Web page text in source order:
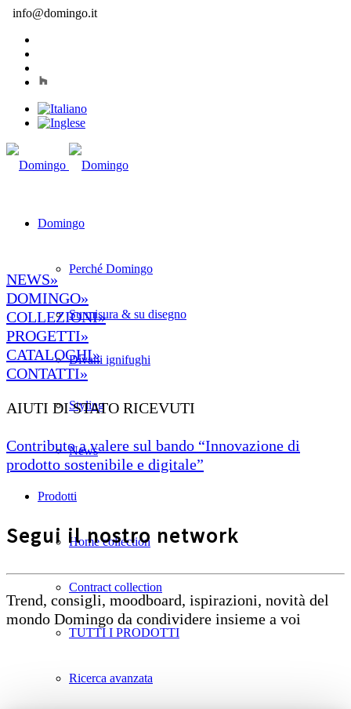
info@domingo.it
Domingo
Perché Domingo
Su misura & su disegno
Divani ignifughi
Styling
News
Prodotti
Home collection
Contract collection
TUTTI I PRODOTTI
Ricerca avanzata
NEWS»
DOMINGO»
COLLEZIONI»
PROGETTI»
CATALOGHI»
CONTATTI»
AIUTI DI STATO RICEVUTI
Contributo a valere sul bando “Innovazione di
prodotto sostenibile e digitale”
Segui il nostro network
Trend, consigli, moodboard, ispirazioni, novità del
mondo Domingo da condividere insieme a voi